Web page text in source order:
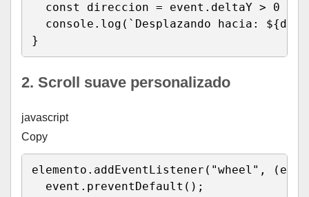
const
direccion = event . deltaY > 0
  console
. log ( ` Desplazando hacia: ${
}
2. Scroll suave personalizado
javascript
Copy
elemento . addEventListener ( "wheel" , (
  event
. preventDefault ( ) ;